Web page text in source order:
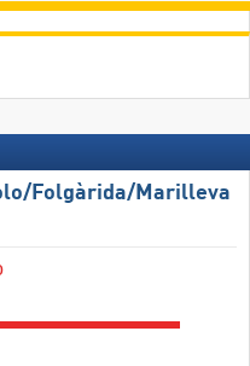
​Folgàrida/​Marilleva